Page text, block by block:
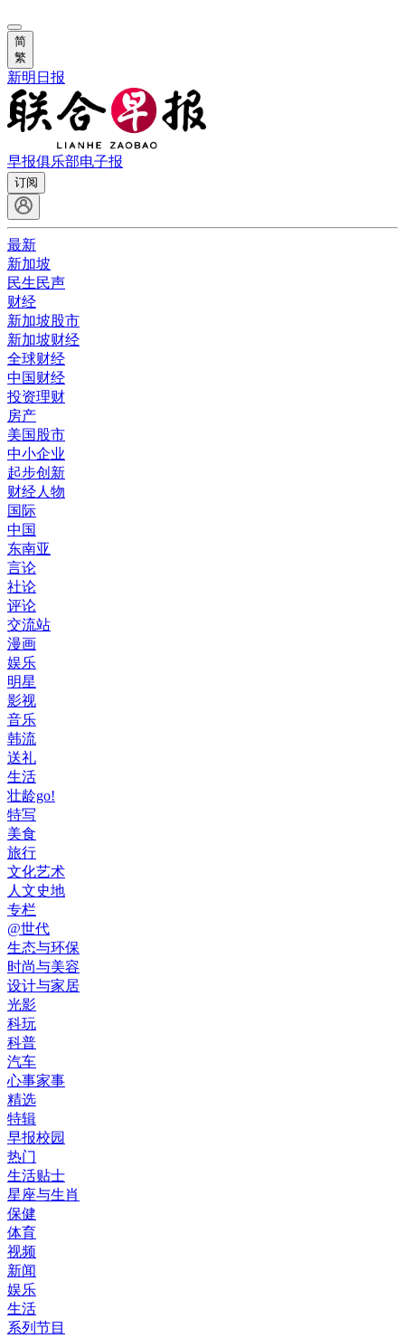
简
繁
新明日报
早报俱乐部电子报
订阅
最新
新加坡
民生民声
财经
新加坡股市
新加坡财经
全球财经
中国财经
投资理财
房产
美国股市
中小企业
起步创新
财经人物
国际
中国
东南亚
言论
社论
评论
交流站
漫画
娱乐
明星
影视
音乐
韩流
送礼
生活
壮龄go!
特写
美食
旅行
文化艺术
人文史地
专栏
@世代
生态与环保
时尚与美容
设计与家居
光影
科玩
科普
汽车
心事家事
精选
特辑
早报校园
热门
生活贴士
星座与生肖
保健
体育
视频
新闻
娱乐
生活
系列节目